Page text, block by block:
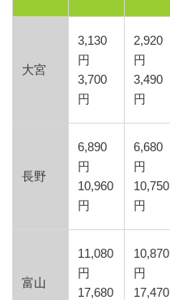
大宮
3,130
円
3,700
円
2,920
円
3,490
円
長野
6,890
円
10,960
円
6,680
円
10,750
円
富山
11,080
円
17,680
10,870
円
17,470